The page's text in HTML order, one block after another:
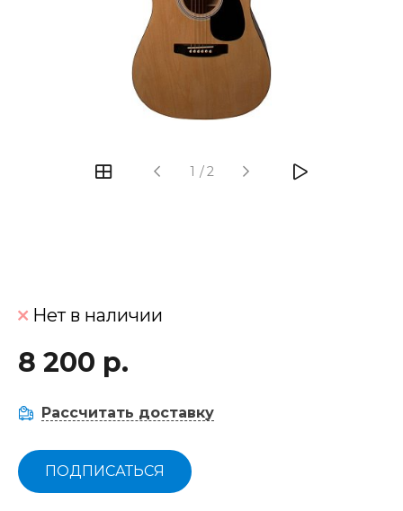
1 /2
Нет в наличии
8 200 р.
Рассчитать доставку
ПОДПИСАТЬСЯ